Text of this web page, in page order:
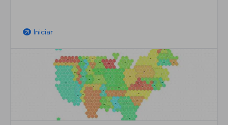
arrow_outward Iniciar